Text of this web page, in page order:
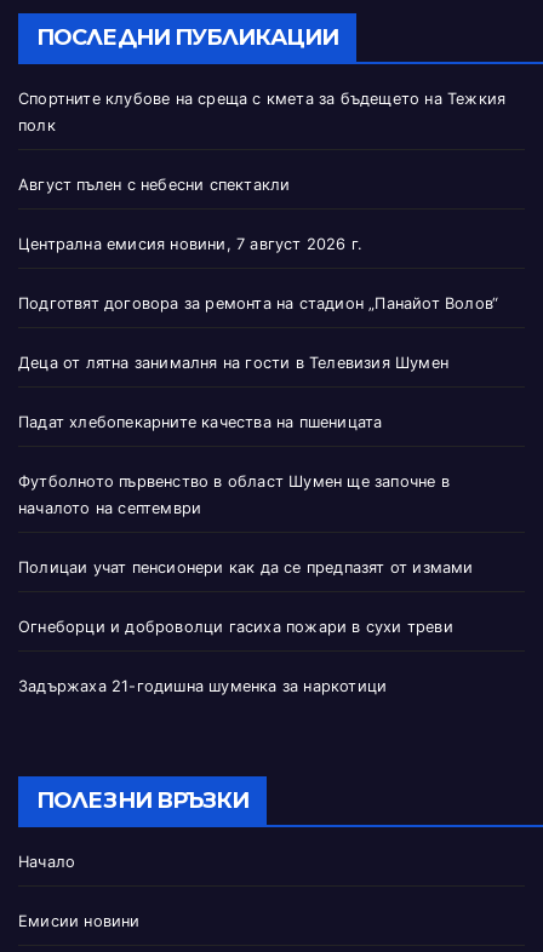
ПОСЛЕДНИ ПУБЛИКАЦИИ
Спортните клубове на среща с кмета за бъдещето на Тежкия
полк
Август пълен с небесни спектакли
Централна емисия новини, 7 август 2026 г.
Подготвят договора за ремонта на стадион „Панайот Волов“
Деца от лятна занималня на гости в Телевизия Шумен
Падат хлебопекарните качества на пшеницата
Футболното първенство в област Шумен ще започне в
началото на септември
Полицаи учат пенсионери как да се предпазят от измами
Огнеборци и доброволци гасиха пожари в сухи треви
Задържаха 21-годишна шуменка за наркотици
ПОЛЕЗНИ ВРЪЗКИ
Начало
Емисии новини